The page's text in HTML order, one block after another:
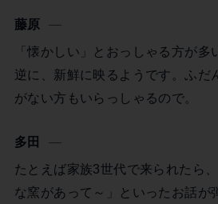
藤原
「懐かしい」とおっしゃる方が多
逆に、新鮮に映るようです。ふだ
がない方もいらっしゃるので。
多田
たとえば家族3世代で来られたら
な窯があって～」といったお話が